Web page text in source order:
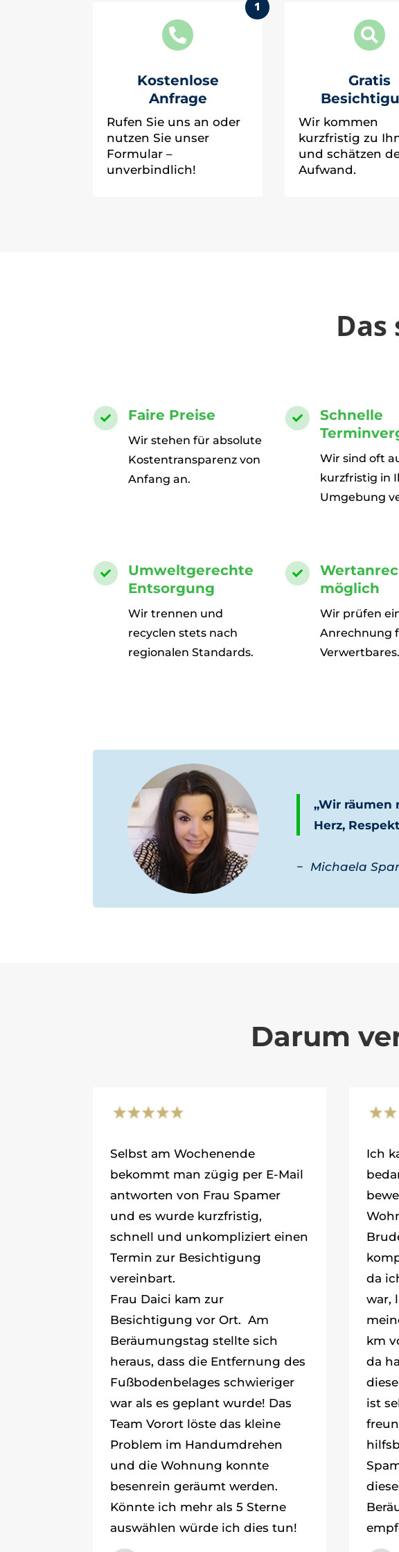

Kostenlose
Anfrage
1
Rufen Sie uns an oder
nutzen Sie unser
Formular –
unverbindlich!

Gratis
Wir kommen
kurzfristig zu
und schätzen
Aufwand.
 Faire Preise
Wir stehen für absolute
Kostentransparenz von
Anfang an.

Schnelle
Wir sind oft
kurzfristig in
Umgebung

Umweltgerechte
Entsorgung
Wir trennen und
recyclen stets nach
regionalen Standards.

möglich
Wir prüfen
Anrechnung
Verwertbares.
„Wir räumen
Herz,
− Michaela
Darum
Selbst am Wochenende
bekommt man zügig per E-Mail
antworten von Frau Spamer
und es wurde kurzfristig,
schnell und unkompliziert einen
Termin zur Besichtigung
vereinbart.
Frau Daici kam zur
Besichtigung vor Ort. Am
Beräumungstag stellte sich
heraus, dass die Entfernung des
Fußbodenbelages schwieriger
war als es geplant wurde! Das
Team Vorort löste das kleine
Problem im Handumdrehen
und die Wohnung konnte
besenrein geräumt werden.
Könnte ich mehr als 5 Sterne
auswählen würde ich dies tun!
Ich
da
war,
km
da
ist